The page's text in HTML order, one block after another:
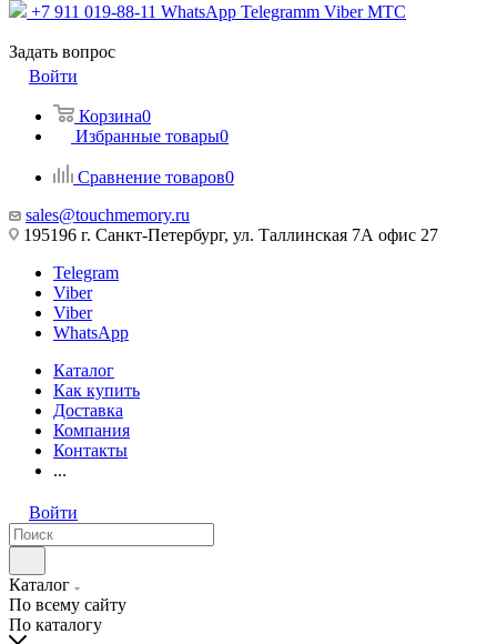
+7 911 019-88-11 WhatsApp Telegramm Viber МТС
Задать вопрос
Войти
Корзина0
Избранные товары0
Сравнение товаров0
sales@touchmemory.ru
195196 г. Санкт-Петербург, ул. Таллинская 7А офис 27
Telegram
Viber
Viber
WhatsApp
Каталог
Как купить
Доставка
Компания
Контакты
...
Войти
Каталог
По всему сайту
По каталогу